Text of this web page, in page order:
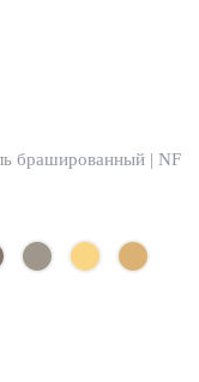
брашированный | NF